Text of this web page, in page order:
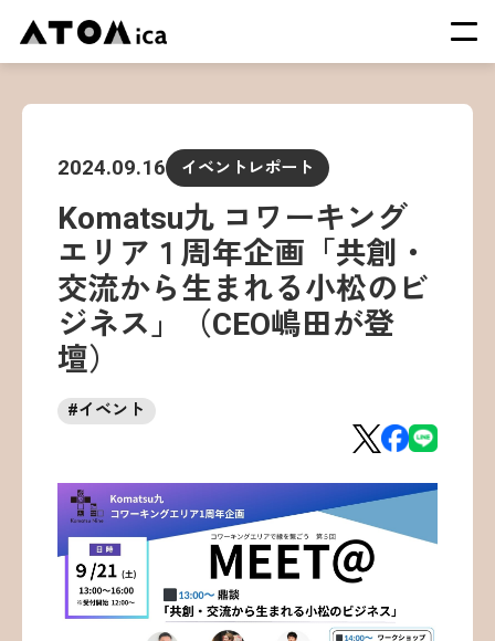
会社概要
サービス
運営施設一覧
ニュース
イベント
採用情報
お問い合わせ
2024.09.16 イベントレポート
Komatsu九 コワーキング
エリア１周年企画「共創・
交流から生まれる小松のビ
ジネス」（CEO嶋田が登
壇）
#イベント